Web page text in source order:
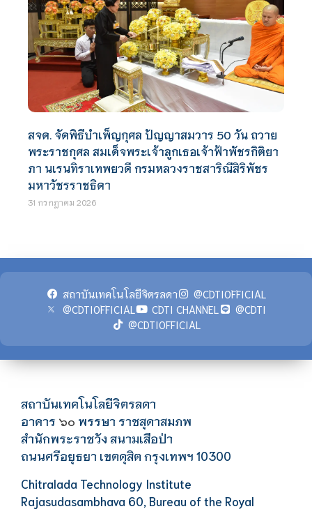
สจด. จัดพิธีบำเพ็ญกุศล ปัญญาสมวาร 50 วัน ถวาย
พระราชกุศล สมเด็จพระเจ้าลูกเธอเจ้าฟ้าพัชรกิติยา
ภา นเรนทิราเทพยวดี กรมหลวงราชสาริณีสิริพัชร
มหาวัชรราชธิดา
31 กรกฎาคม 2026
สถาบันเทคโนโลยีจิตรลดา
@CDTIOFFICIAL
@CDTIOFFICIAL
CDTI CHANNEL
@CDTI
@CDTIOFFICIAL
สถาบันเทคโนโลยีจิตรลดา
อาคาร ๖๐ พรรษา ราชสุดาสมภพ
สำนักพระราชวัง สนามเสือป่า
ถนนศรีอยุธยา เขตดุสิต กรุงเทพฯ 10300
Chitralada Technology Institute
Rajasudasambhava 60, Bureau of the Royal